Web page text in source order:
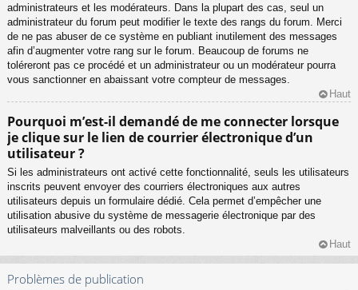
administrateurs et les modérateurs. Dans la plupart des cas, seul un
administrateur du forum peut modifier le texte des rangs du forum. Merci
de ne pas abuser de ce système en publiant inutilement des messages
afin d’augmenter votre rang sur le forum. Beaucoup de forums ne
toléreront pas ce procédé et un administrateur ou un modérateur pourra
vous sanctionner en abaissant votre compteur de messages.
Haut
Pourquoi m’est-il demandé de me connecter lorsque
je clique sur le lien de courrier électronique d’un
utilisateur ?
Si les administrateurs ont activé cette fonctionnalité, seuls les utilisateurs
inscrits peuvent envoyer des courriers électroniques aux autres
utilisateurs depuis un formulaire dédié. Cela permet d’empêcher une
utilisation abusive du système de messagerie électronique par des
utilisateurs malveillants ou des robots.
Haut
Problèmes de publication